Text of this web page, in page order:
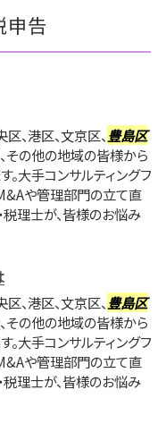
申告
、港区、文京区、 豊島区
その他の地域の皆様から
。大手コンサルティングフ
や管理部門の立て直
理士が、皆様のお悩み
、港区、文京区、 豊島区
その他の地域の皆様から
。大手コンサルティングフ
や管理部門の立て直
理士が、皆様のお悩み